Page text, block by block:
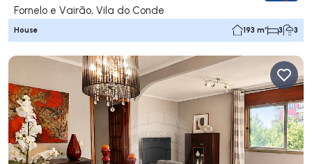
Fornelo e Vairão, Vila do Conde
House 193 m² 3 3